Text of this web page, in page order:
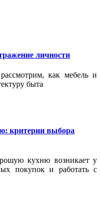
личности
как мебель и
быта
критерии выбора
кухню возникает у
покупок и работать с